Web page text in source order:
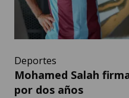
Deportes
Mohamed Salah
por dos años